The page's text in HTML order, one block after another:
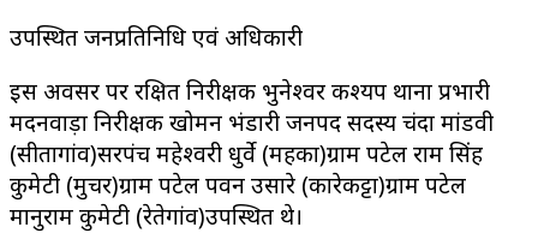
उपस्थित जनप्रतिनिधि एवं अधिकारी
इस अवसर पर रक्षित निरीक्षक भुनेश्वर कश्यप थाना प्रभारी
मदनवाड़ा निरीक्षक खोमन भंडारी जनपद सदस्य चंदा मांडवी
(सीतागांव)सरपंच महेश्वरी धुर्वे (महका)ग्राम पटेल राम सिंह
कुमेटी (मुचर)ग्राम पटेल पवन उसारे (कारेकट्टा)ग्राम पटेल
मानुराम कुमेटी (रेतेगांव)उपस्थित थे।